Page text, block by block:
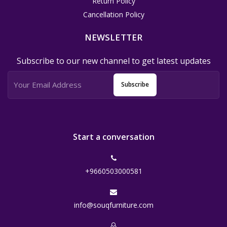
Cancellation Policy
NEWSLETTER
Subscribe to our new channel to get latest updates
Subscribe
Start a conversation
+9660503000581
info@souqfurniture.com